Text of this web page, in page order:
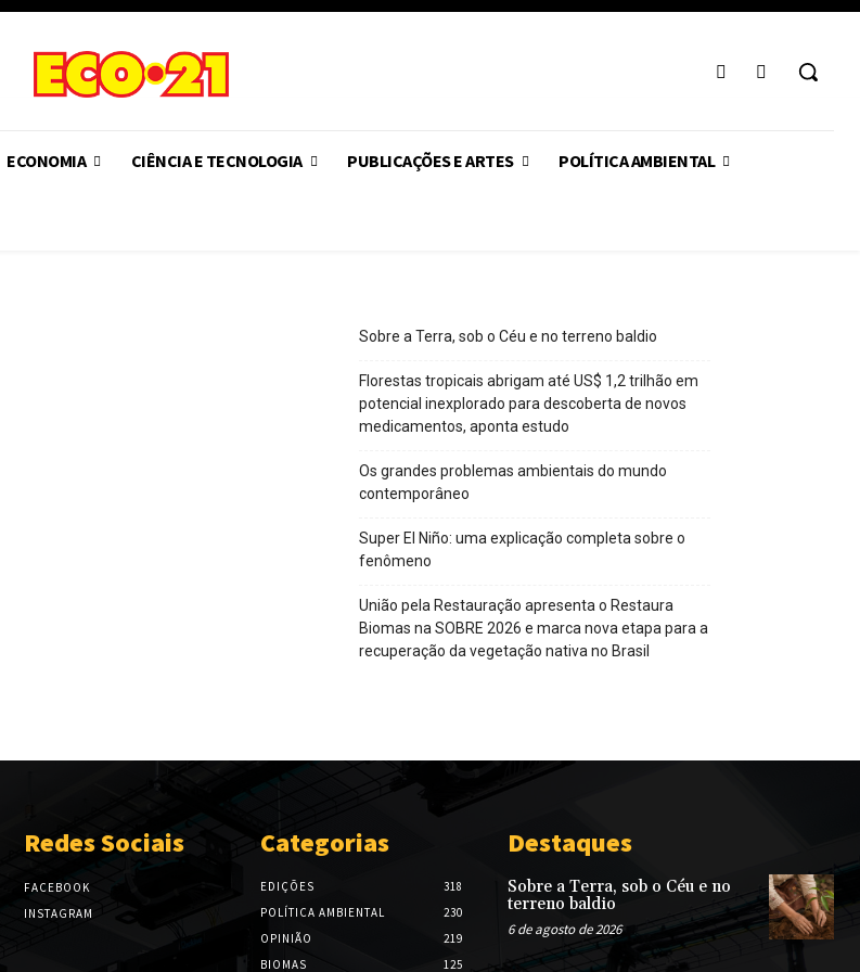
ECONOMIA CIÊNCIA E TECNOLOGIA PUBLICAÇÕES E ARTES POLÍTICA AMBIENTAL
Sobre a Terra, sob o Céu e no terreno baldio
Florestas tropicais abrigam até US$ 1,2 trilhão em
potencial inexplorado para descoberta de novos
medicamentos, aponta estudo
Os grandes problemas ambientais do mundo
contemporâneo
Super El Niño: uma explicação completa sobre o
fenômeno
União pela Restauração apresenta o Restaura
Biomas na SOBRE 2026 e marca nova etapa para a
recuperação da vegetação nativa no Brasil
Redes Sociais
FACEBOOK
INSTAGRAM
Categorias
EDIÇÕES
318
POLÍTICA AMBIENTAL
230
OPINIÃO
219
BIOMAS
125
Destaques
Sobre a Terra, sob o Céu e no
terreno baldio
6 de agosto de 2026